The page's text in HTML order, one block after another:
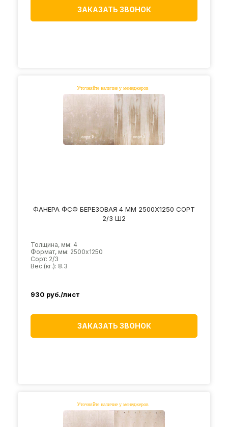
ЗАКАЗАТЬ ЗВОНОК
ФАНЕРА ФСФ БЕРЕЗОВАЯ 4 ММ 2500Х1250 СОРТ
2/3 Ш2
Толщина, мм: 4
Формат, мм: 2500х1250
Сорт: 2/3
Вес (кг.): 8.3
930 руб./лист
ЗАКАЗАТЬ ЗВОНОК